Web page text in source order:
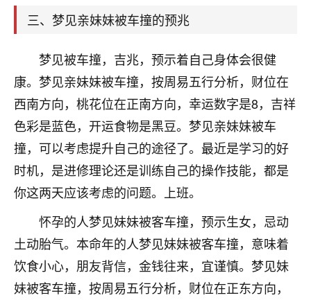
三、梦见亲妹妹被车撞的预兆
梦见被车撞，吉兆，预示着自己身体会很健
康。梦见亲妹妹被车撞，按周易五行分析，财位在
西南方向，桃花位在正南方向，幸运数字是8，吉祥
色彩是蓝色，开运食物是黑豆。梦见亲妹妹被车
撞，可以考虑提升自己的途径了。最近是学习的好
时机，是进修理论还是训练自己的操作技能，都是
你这两天应该考虑的问题。上班。
怀孕的人梦见妹妹被客车撞，预示生女，忌动
土动胎气。本命年的人梦见妹妹被客车撞，意味着
饮食小心，朋友背信，金钱往来，宜谨慎。梦见妹
妹被客车撞，按周易五行分析，财位在正东方向，
17分钟前 来自湖北
心若莲花
我是做餐饮的，这两年，生意屡屡受挫，店开一家关
一家，要么生意不好，生意好的就出事。前些年攒的
家底快败光了，真是倒霉！我也想找人看看到底怎么
回事？
鹿森：你可以找老师看看，人有时不服命不行
啊！
太阳当空赵：我也做餐饮的，生意不算大，但
是我从找店开始都是找慧来老师跟进的，选
址、风水、还有开业日子，哪哪都看了，虽然
大环境不好，但是我家生意还可以，前几天又
刚找老师做了补财库，希望财运更好一点！
2小时前 来自海南 18